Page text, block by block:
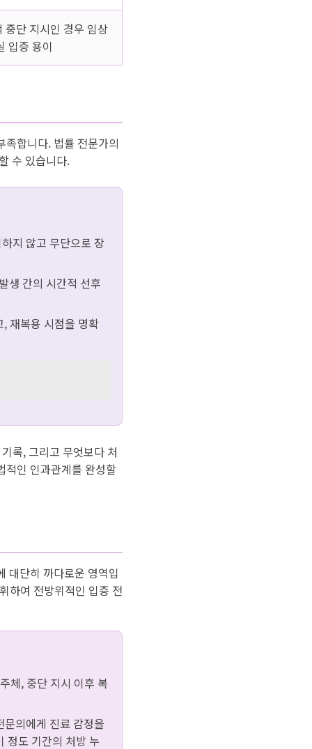
중단 지시인 경우 임상
입증 용이
족합니다. 법률 전문가의
수 있습니다.
지 않고 무단으로 장
생 간의 시간적 선후
재복용 시점을 명확
록, 그리고 무엇보다 처
적인 인과관계를 완성할
대단히 까다로운 영역입
하여 전방위적인 입증 전
체, 중단 지시 이후 복
의에게 진료 감정을
정도 기간의 처방 누